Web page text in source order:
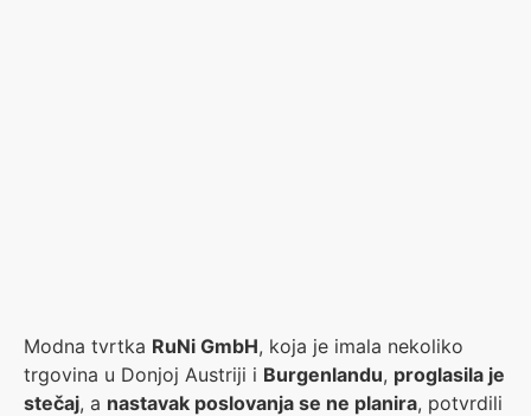
Modna tvrtka RuNi GmbH, koja je imala nekoliko
trgovina u Donjoj Austriji i Burgenlandu, proglasila je
stečaj, a nastavak poslovanja se ne planira, potvrdili